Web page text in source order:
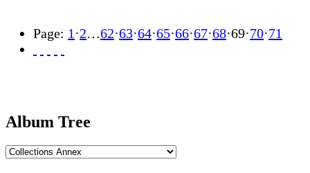
Page: 1 ·2…62·63·64·65·66·67·68·69·70·71
Album Tree